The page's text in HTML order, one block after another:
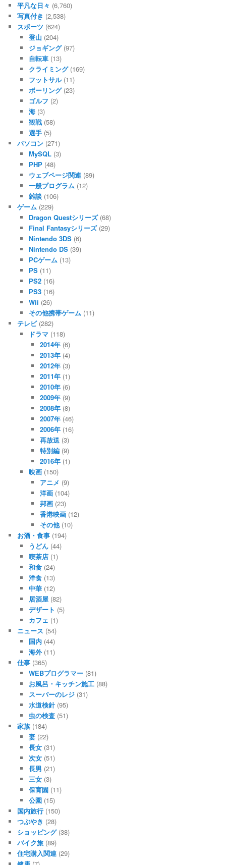
平凡な日々 (6,760)
写真付き (2,538)
スポーツ (624)
登山 (204)
ジョギング(97)
自転車(13)
クライミング(169)
フットサル(11)
ボーリング(23)
ゴルフ (2)
海(3)
観戦(58)
選手(5)
パソコン (271)
MySQL(3)
PHP(48)
ウェブページ関連(89)
一般プログラム(12)
雑談(106)
ゲーム (229)
Dragon Questシリーズ(68)
Final Fantasyシリーズ(29)
Nintendo 3DS(6)
Nintendo DS(39)
PCゲーム(13)
PS(11)
PS2(16)
PS3(16)
Wii (26)
その他携帯ゲーム(11)
テレビ(282)
ドラマ(118)
2014年 (6)
2013年 (4)
2012年 (3)
2011年 (1)
2010年 (6)
2009年 (9)
2008年 (8)
2007年 (46)
2006年 (16)
再放送 (3)
特別編 (9)
2016年 (1)
映画(150)
アニメ (9)
洋画 (104)
邦画 (23)
香港映画 (12)
その他(10)
お酒・食事 (194)
うどん(44)
喫茶店(1)
和食(24)
洋食(13)
中華(12)
居酒屋(82)
デザート (5)
カフェ (1)
ニュース (54)
国内(44)
海外(11)
仕事 (365)
WEBプログラマー(81)
お風呂・キッチン施工(88)
スーパーのレジ(31)
水道検針(95)
虫の検査(51)
家族 (184)
妻(22)
長女(31)
次女(51)
長男 (21)
三女(3)
保育園(11)
公園(15)
国内旅行 (150)
つぶやき (28)
ショッピング(38)
バイク旅 (89)
住宅購入関連 (29)